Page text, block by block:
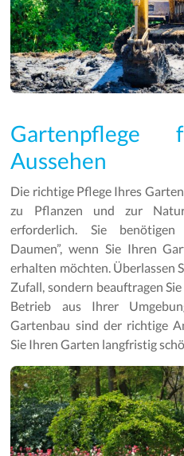
Gartenpflege
Aussehen
Die richtige Pflege Ihres
zu Pflanzen und zur
erforderlich. Sie benötigen
Daumen”, wenn Sie Ihren
erhalten möchten. Überlassen
Zufall, sondern beauftragen
Betrieb aus Ihrer
Gartenbau sind der richtige
Sie Ihren Garten langfristig